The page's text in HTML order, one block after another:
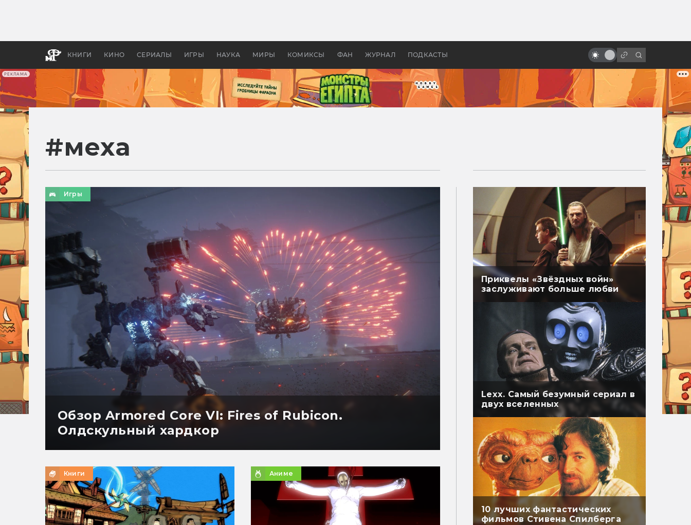
РЕКЛАМА
КНИГИ КИНО СЕРИАЛЫ ИГРЫ НАУКА МИРЫ КОМИКСЫ ФАН ЖУРНАЛ ПОДКАСТЫ
бы «Властелина колец»
Древней Грецией
что вымысел
#меха
Игры
Обзор Armored Core VI: Fires of Rubicon.
Олдскульный хардкор
Книги Аниме
Приквелы «Звёздных войн»
заслуживают больше любви
Lexx. Самый безумный сериал в
двух вселенных
10 лучших фантастических
фильмов Стивена Спилберга